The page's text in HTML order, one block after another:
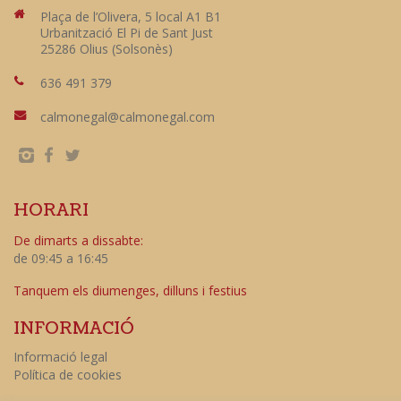
Plaça de l’Olivera, 5 local A1 B1
Urbanització El Pi de Sant Just
25286 Olius (Solsonès)
636 491 379
calmonegal@calmonegal.com
HORARI
De dimarts a dissabte:
de 09:45 a 16:45
Tanquem els diumenges, dilluns i festius
INFORMACIÓ
Informació legal
Política de cookies